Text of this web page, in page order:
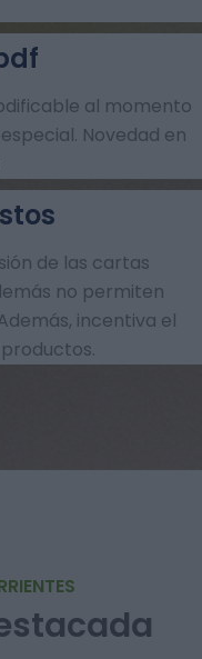
al momento
Novedad en
de las cartas
no permiten
incentiva el